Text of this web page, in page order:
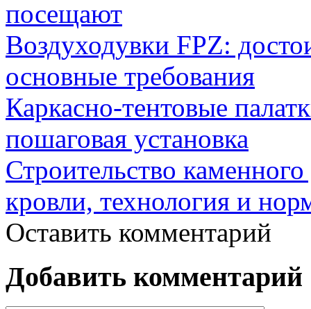
посещают
Воздуходувки FPZ:
основные требования
Каркасно-тентовые
пошаговая установка
Строительство
кровли, технология и
Оставить комментарий
Добавить комментарий